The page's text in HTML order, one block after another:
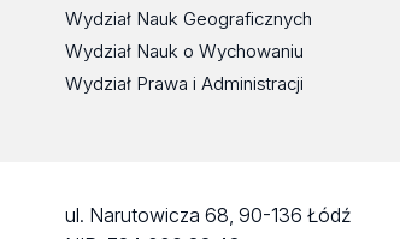
Wydział Nauk Geograficznych
Wydział Nauk o Wychowaniu
Wydział Prawa i Administracji
ul. Narutowicza 68, 90-136 Łódź